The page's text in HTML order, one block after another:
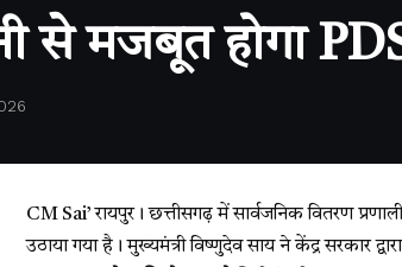
से मजबूत होगा
CM Sai’रायपुर। छत्तीसगढ़ में सार्वजनिक वितरण
उठाया गया है। मुख्यमंत्रीविष्णुदेव सायने केंद्र सरकार